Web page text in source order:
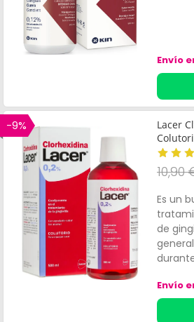
Envío
-9%
Lacer
10,90
Es un
de
Envío